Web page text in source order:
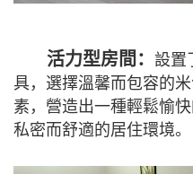
活力型房間： 設置
具，選擇溫馨而包容的
素，營造出一種輕鬆愉
私密而舒適的居住環境。